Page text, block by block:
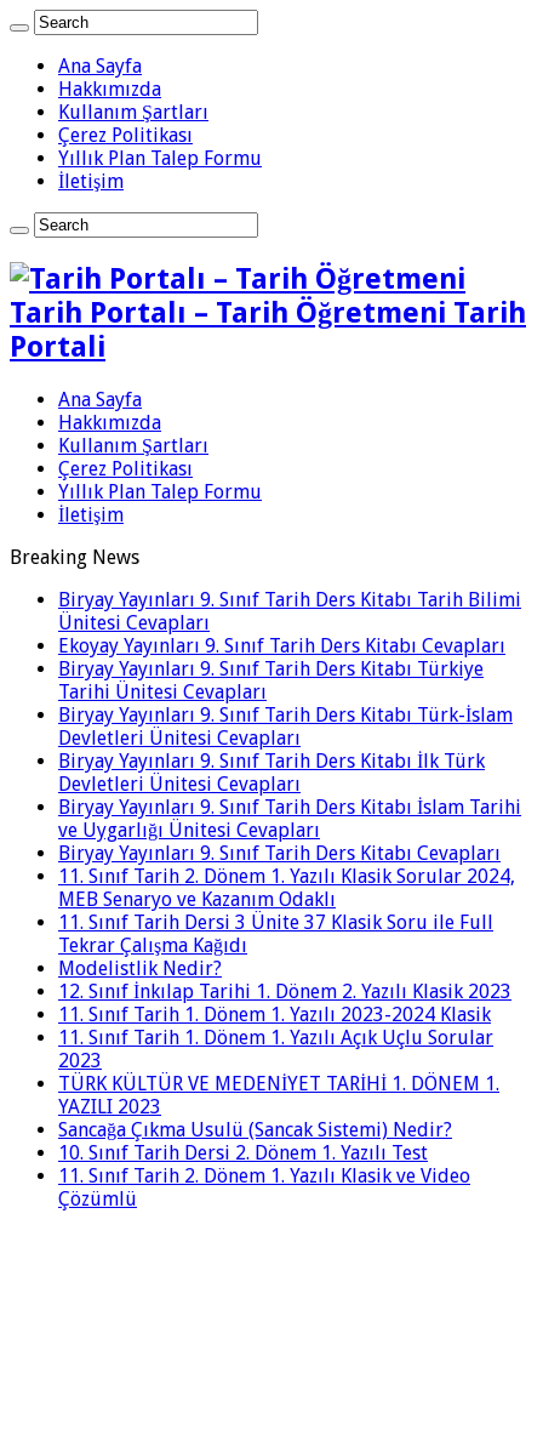
Ana Sayfa
Hakkımızda
Kullanım Şartları
Çerez Politikası
Yıllık Plan Talep Formu
İletişim
Tarih Portalı – Tarih Öğretmeni Tarih
Portali
Ana Sayfa
Hakkımızda
Kullanım Şartları
Çerez Politikası
Yıllık Plan Talep Formu
İletişim
Breaking News
Biryay Yayınları 9. Sınıf Tarih Ders Kitabı Tarih Bilimi
Ünitesi Cevapları
Ekoyay Yayınları 9. Sınıf Tarih Ders Kitabı Cevapları
Biryay Yayınları 9. Sınıf Tarih Ders Kitabı Türkiye
Tarihi Ünitesi Cevapları
Biryay Yayınları 9. Sınıf Tarih Ders Kitabı Türk-İslam
Devletleri Ünitesi Cevapları
Biryay Yayınları 9. Sınıf Tarih Ders Kitabı İlk Türk
Devletleri Ünitesi Cevapları
Biryay Yayınları 9. Sınıf Tarih Ders Kitabı İslam Tarihi
ve Uygarlığı Ünitesi Cevapları
Biryay Yayınları 9. Sınıf Tarih Ders Kitabı Cevapları
11. Sınıf Tarih 2. Dönem 1. Yazılı Klasik Sorular 2024,
MEB Senaryo ve Kazanım Odaklı
11. Sınıf Tarih Dersi 3 Ünite 37 Klasik Soru ile Full
Tekrar Çalışma Kağıdı
Modelistlik Nedir?
12. Sınıf İnkılap Tarihi 1. Dönem 2. Yazılı Klasik 2023
11. Sınıf Tarih 1. Dönem 1. Yazılı 2023-2024 Klasik
11. Sınıf Tarih 1. Dönem 1. Yazılı Açık Uçlu Sorular
2023
TÜRK KÜLTÜR VE MEDENİYET TARİHİ 1. DÖNEM 1.
YAZILI 2023
Sancağa Çıkma Usulü (Sancak Sistemi) Nedir?
10. Sınıf Tarih Dersi 2. Dönem 1. Yazılı Test
11. Sınıf Tarih 2. Dönem 1. Yazılı Klasik ve Video
Çözümlü